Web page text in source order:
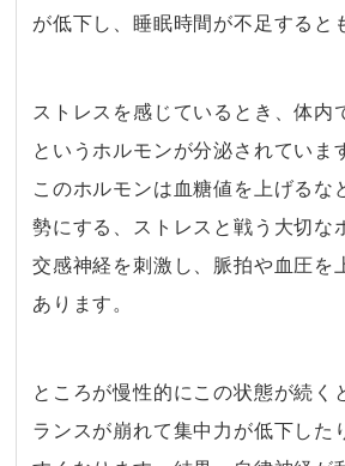
が低下し、睡眠時間が不足すると
ストレスを感じているとき、体内
というホルモンが分泌されていま
このホルモンは血糖値を上げるな
勢にする、ストレスと戦う大切な
交感神経を刺激し、脈拍や血圧を
あります。
ところが慢性的にこの状態が続く
ランスが崩れて集中力が低下した